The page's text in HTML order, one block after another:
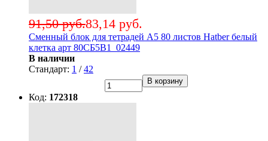
83,14 руб.
91,50 руб.
Сменный блок для тетрадей А5 80 листов Hatber белый
клетка арт 80СБ5B1_02449
В наличии
Стандарт: 1 /42
В корзину
Код: 172318